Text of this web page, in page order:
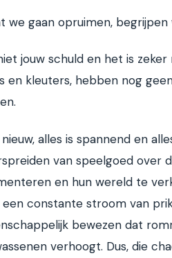
we gaan opruimen,
jouw schuld en het is
en kleuters, hebben nog
nieuw, alles is spannend en
van speelgoed over
en hun wereld te
constante stroom van
bewezen dat
verhoogt. Dus, die